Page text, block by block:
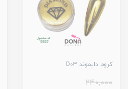
کروم دايموند D03
240,000